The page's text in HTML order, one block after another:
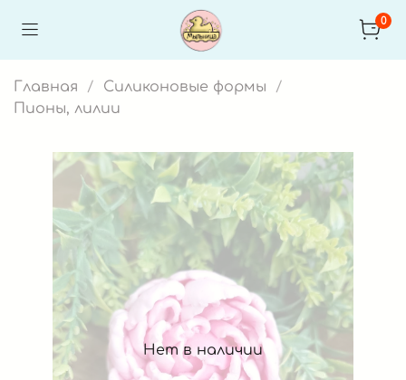
0
Главная
Силиконовые формы
Пионы, лилии
Нет в наличии